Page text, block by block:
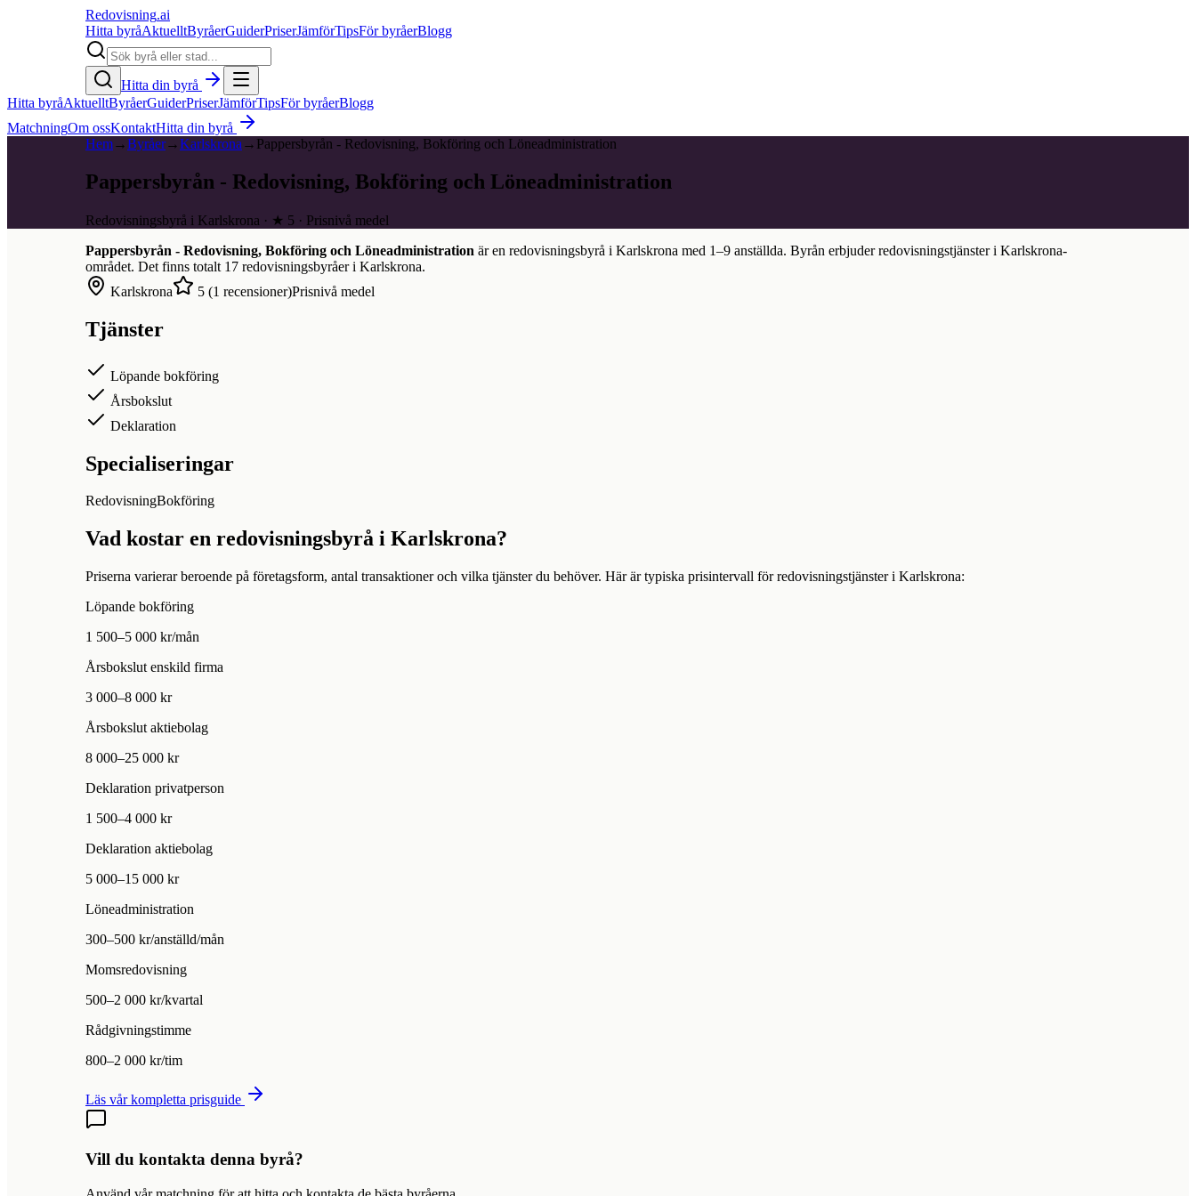
Redovisning.ai
Hitta byråAktuelltByråerGuiderPriserJämförTipsFör byråerBlogg
Hitta din byrå
Hitta byråAktuelltByråerGuiderPriserJämförTipsFör byråerBlogg
MatchningOm ossKontaktHitta din byrå
Hem→Byråer→Karlskrona → Pappersbyrån - Redovisning, Bokföring och Löneadministration
Pappersbyrån - Redovisning, Bokföring och Löneadministration
Redovisningsbyrå i Karlskrona · ★ 5 · Prisnivå medel
Pappersbyrån - Redovisning, Bokföring och Löneadministration är en redovisningsbyrå i Karlskrona med 1–9 anställda. Byrån erbjuder redovisningstjänster i Karlskrona-
området. Det finns totalt 17 redovisningsbyråer i Karlskrona.
Karlskrona
5 (1 recensioner)Prisnivå medel
Tjänster
Löpande bokföring
Årsbokslut
Deklaration
Specialiseringar
RedovisningBokföring
Vad kostar en redovisningsbyrå i Karlskrona?
Priserna varierar beroende på företagsform, antal transaktioner och vilka tjänster du behöver. Här är typiska prisintervall för redovisningstjänster i Karlskrona:
Löpande bokföring
1 500–5 000 kr/mån
Årsbokslut enskild firma
3 000–8 000 kr
Årsbokslut aktiebolag
8 000–25 000 kr
Deklaration privatperson
1 500–4 000 kr
Deklaration aktiebolag
5 000–15 000 kr
Löneadministration
300–500 kr/anställd/mån
Momsredovisning
500–2 000 kr/kvartal
Rådgivningstimme
800–2 000 kr/tim
Läs vår kompletta prisguide
Vill du kontakta denna byrå?